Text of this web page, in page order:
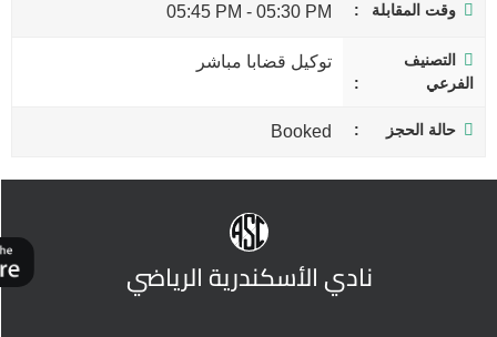
وقت المقابلة 05:30 PM
-
05:45 PM
التصنيف
الفرعي
توكيل قضابا مباشر
حالة الحجز Booked
نادي الأسكندرية الرياضي